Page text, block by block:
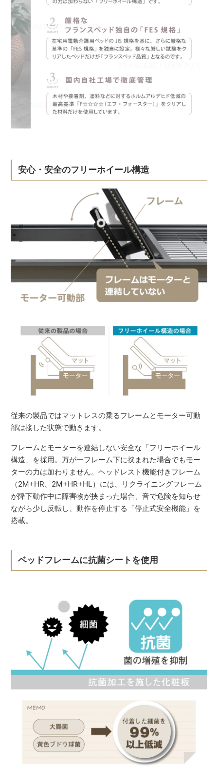
安心・安全のフリーホイール構造
従来の製品ではマットレスの乗るフレームとモーター可動
部は接した状態で動きます。
フレームとモーターを連結しない安全な「フリーホイール
構造」を採用。万が一フレーム下に挟まれた場合でもモー
ターの力は加わりません。ヘッドレスト機能付きフレーム
（2M+HR、2M+HR+HL）には、リクライニングフレーム
が降下動作中に障害物が挟まった場合、音で危険を知らせ
ながら少し反転し、動作を停止する「停止式安全機能」を
搭載。
ベッドフレームに抗菌シートを使用